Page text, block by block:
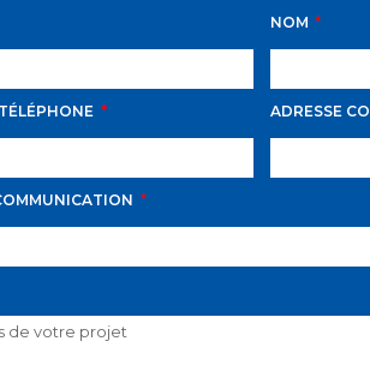
AVILA
GUICHET
NOM
ADRESSE